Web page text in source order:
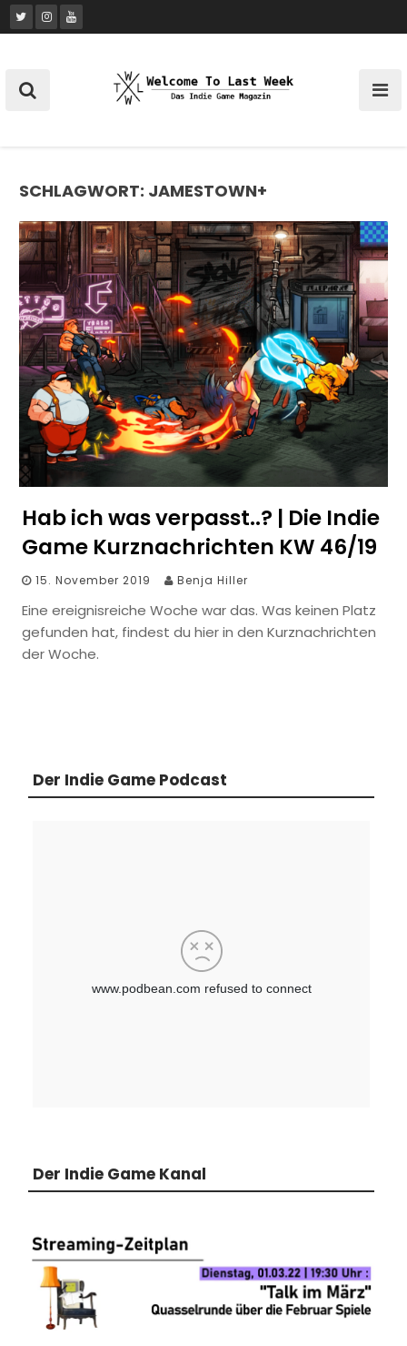
Skip
to
SCHLAGWORT: JAMESTOWN+
Hab ich was verpasst..? | Die Indie
Game Kurznachrichten KW 46/19
15. November 2019 Benja Hiller
Eine ereignisreiche Woche war das. Was keinen Platz
gefunden hat, findest du hier in den Kurznachrichten
der Woche.
Der Indie Game Podcast
Der Indie Game Kanal